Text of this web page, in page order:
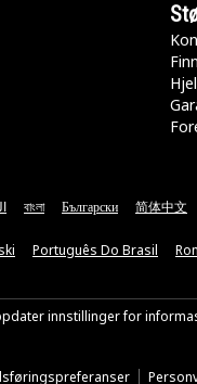
বাংলা Български 简体中文
Português Do Brasil
innstillinger for